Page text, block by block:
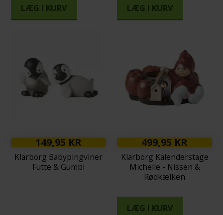
LÆG I KURV LÆG I KURV
149,95 KR
Klarborg Babypingviner
Futte & Gumbi
499,95 KR
Klarborg Kalenderstage
Michelle - Nissen &
Rødkælken
LÆG I KURV